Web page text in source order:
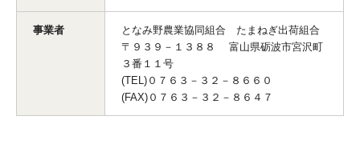
事業者
となみ野農業協同組合 たまねぎ出荷組合
〒９３９－１３８８ 富山県砺波市宮沢町
３番１１号
(TEL)０７６３－３２－８６６０
(FAX)０７６３－３２－８６４７